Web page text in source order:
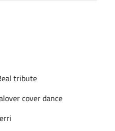
tribute
cover dance